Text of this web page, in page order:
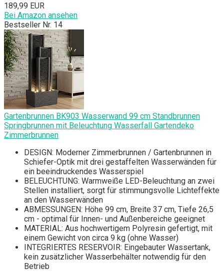
189,99 EUR
Bei Amazon ansehen
Bestseller Nr. 14
Gartenbrunnen BK903 Wasserwand 99 cm Standbrunnen
Springbrunnen mit Beleuchtung Wasserfall Gartendeko
Zimmerbrunnen
DESIGN: Moderner Zimmerbrunnen / Gartenbrunnen in
Schiefer-Optik mit drei gestaffelten Wasserwänden für
ein beeindruckendes Wasserspiel
BELEUCHTUNG: Warmweiße LED-Beleuchtung an zwei
Stellen installiert, sorgt für stimmungsvolle Lichteffekte
an den Wasserwänden
ABMESSUNGEN: Höhe 99 cm, Breite 37 cm, Tiefe 26,5
cm - optimal für Innen- und Außenbereiche geeignet
MATERIAL: Aus hochwertigem Polyresin gefertigt, mit
einem Gewicht von circa 9 kg (ohne Wasser)
INTEGRIERTES RESERVOIR: Eingebauter Wassertank,
kein zusätzlicher Wasserbehälter notwendig für den
Betrieb